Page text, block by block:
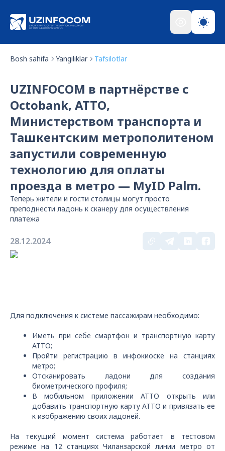
Bosh sahifa Yangiliklar Tafsilotlar
UZINFOCOM в партнёрстве с
Octobank, АТТО,
Министерством транспорта и
Ташкентским метрополитеном
запустили современную
технологию для оплаты
проезда в метро — MyID Palm.
Теперь жители и гости столицы могут просто
преподнести ладонь к сканеру для осуществления
платежа
28.12.2024
Для подключения к системе пассажирам необходимо:
Иметь при себе смартфон и транспортную карту
ATTO;
Пройти регистрацию в инфокиоске на станциях
метро;
Отсканировать ладони для создания
биометрического профиля;
В мобильном приложении АТТО открыть или
добавить транспортную карту ATTO и привязать ее
к изображению своих ладоней.
На текущий момент система работает в тестовом
режиме на 12 станциях Чиланзарской линии метро от